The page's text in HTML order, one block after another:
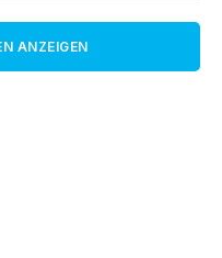
ANZEIGEN